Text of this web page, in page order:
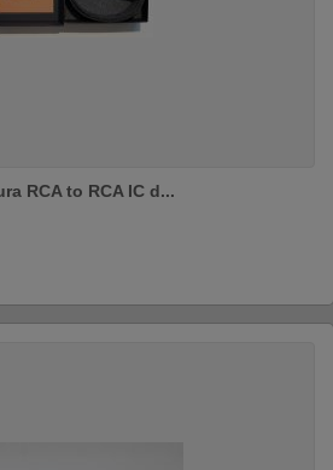
RCA to RCA IC d...